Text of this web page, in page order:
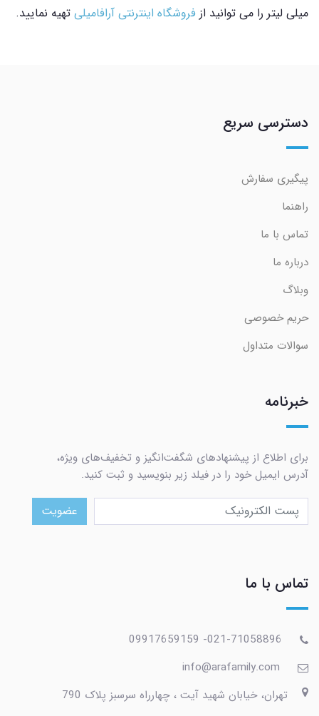
میلی لیتر را می توانید از فروشگاه اینترنتی آرافامیلی تهیه نمایید.
دسترسی سریع
پیگیری سفارش
راهنما
تماس با ما
درباره ما
وبلاگ
حریم خصوصی
سوالات متداول
خبرنامه
برای اطلاع از پیشنهادهای شگفت‌انگیز و تخفیف‌های ویژه،
آدرس ایمیل خود را در فیلد زیر بنویسید و ثبت کنید.
عضویت
تماس با ما
تهران، خیابان شهید آیت ، چهارراه سرسبز پلاک 790